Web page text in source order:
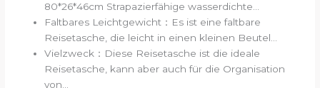
80*26*46cm Strapazierfähige wasserdichte...
Faltbares Leichtgewicht：Es ist eine faltbare
Reisetasche, die leicht in einen kleinen Beutel...
Vielzweck：Diese Reisetasche ist die ideale
Reisetasche, kann aber auch für die Organisation
von...